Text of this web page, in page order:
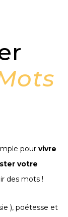
pour vivre
votre
des mots !
), poétesse et